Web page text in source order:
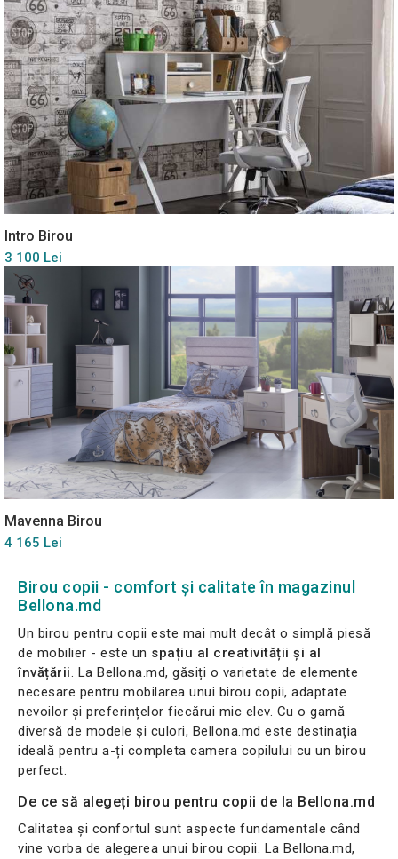
Intro Birou
3 100 Lei
Mavenna Birou
4 165 Lei
Birou copii - comfort și calitate în magazinul
Bellona.md
Un birou pentru copii este mai mult decât o simplă piesă
de mobilier - este un spațiu al creativității și al
învățării. La Bellona.md, găsiți o varietate de elemente
necesare pentru mobilarea unui birou copii, adaptate
nevoilor și preferințelor fiecărui mic elev. Cu o gamă
diversă de modele și culori, Bellona.md este destinația
ideală pentru a-ți completa camera copilului cu un birou
perfect.
De ce să alegeți birou pentru copii de la Bellona.md
Calitatea și confortul sunt aspecte fundamentale când
vine vorba de alegerea unui birou copii. La Bellona.md,